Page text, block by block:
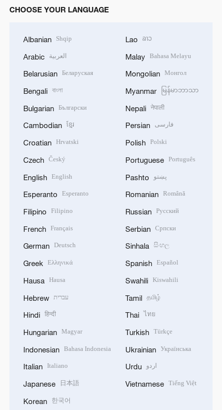
CHOOSE YOUR LANGUAGE
Albanian Shqip
Arabic العربية
Belarusian Беларуская
Bengali বাংলা
Bulgarian Български
Cambodian ខ្មែរ
Croatian Hrvatski
Czech Český
English English
Esperanto Esperanto
Filipino Filipino
French Français
German Deutsch
Greek Ελληνικά
Hausa Hausa
Hebrew עברית
Hindi हिन्दी
Hungarian Magyar
Indonesian Bahasa Indonesia
Italian Italiano
Japanese 日本語
Korean 한국어
Lao ລາວ
Malay Bahasa Melayu
Mongolian Монгол
Myanmar မြန်မာဘာသာ
Nepali नेपाली
Persian فارسی
Polish Polski
Portuguese Português
Pashto پښتو
Romanian Română
Russian Русский
Serbian Српски
Sinhala සිංහල
Spanish Español
Swahili Kiswahili
Tamil தமிழ்
Thai ไทย
Turkish Türkçe
Ukrainian Українська
Urdu اردو
Vietnamese Tiếng Việt